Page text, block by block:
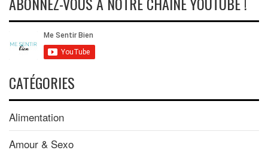
CATÉGORIES
Alimentation
Amour & Sexo